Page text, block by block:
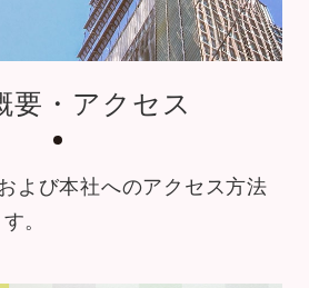
要・アクセス
よび本社へのアクセス方法
。